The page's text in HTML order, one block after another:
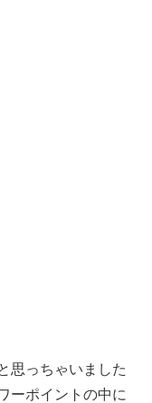
思っちゃいました
ーポイントの中に